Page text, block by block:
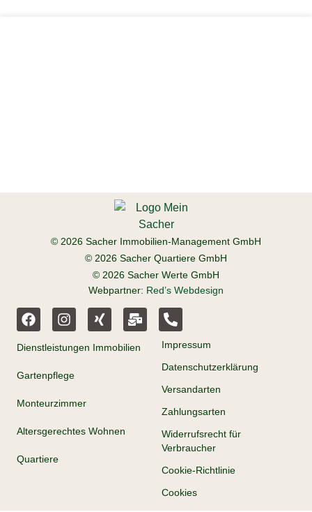
© 2026 Sacher Immobilien-Management GmbH
© 2026 Sacher Quartiere GmbH
© 2026 Sacher Werte GmbH
Webpartner: Red’s Webdesign
Dienstleistungen Immobilien
Gartenpflege
Monteurzimmer
Altersgerechtes Wohnen
Quartiere
Impressum
Datenschutzerklärung
Versandarten
Zahlungsarten
Widerrufsrecht für
Verbraucher
Cookie-Richtlinie
Cookies